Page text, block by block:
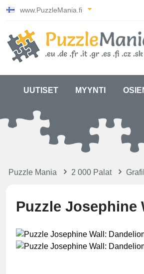
www.PuzzleMania.fi
UUTISET MYYNTI
Puzzle Mania 2 000 Palat
Puzzle Josephine